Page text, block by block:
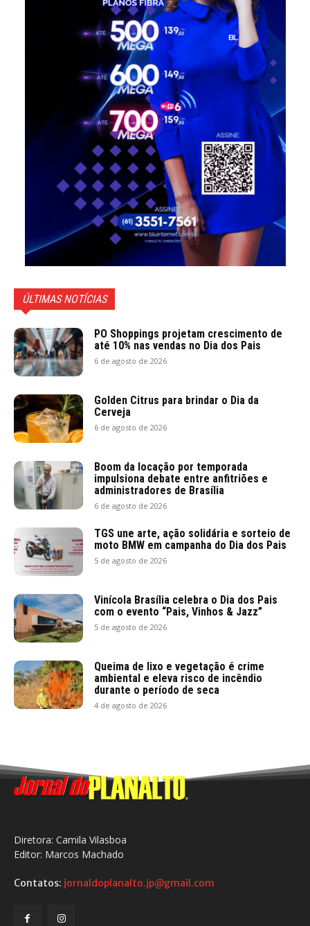
ÚLTIMAS NOTÍCIAS
PO Shoppings projetam crescimento de
até 10% nas vendas no Dia dos Pais
6 de agosto de 2026
Golden Citrus para brindar o Dia da
Cerveja
6 de agosto de 2026
Boom da locação por temporada
impulsiona debate entre anfitriões e
administradores de Brasília
6 de agosto de 2026
TGS une arte, ação solidária e sorteio de
moto BMW em campanha do Dia dos Pais
5 de agosto de 2026
Vinícola Brasília celebra o Dia dos Pais
com o evento “Pais, Vinhos & Jazz”
5 de agosto de 2026
Queima de lixo e vegetação é crime
ambiental e eleva risco de incêndio
durante o período de seca
4 de agosto de 2026
Diretora: Camila Vilasboa
Editor: Marcos Machado
Contatos: jornaldoplanalto.jp@gmail.com